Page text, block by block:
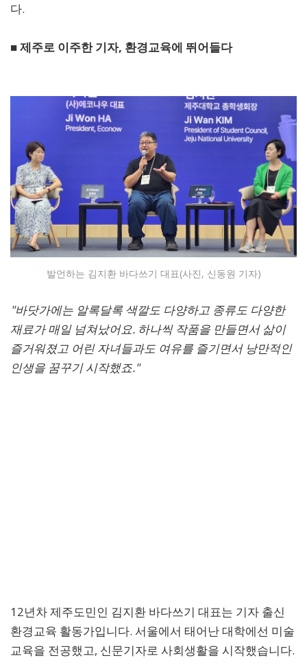
다.
■ 제주로 이주한 기자, 환경교육에 뛰어들다
발언하는 김지환 바다쓰기 대표(사진, 신동원 기자)
"바닷가에는 알록달록 색깔도 다양하고 종류도 다양한
재료가 매일 넘쳐났어요. 하나씩 작품을 만들면서 삶이
즐거워졌고 어린 자녀들과도 여유를 즐기면서 낭만적인
인생을 꿈꾸기 시작했죠."
12년차 제주도민인 김지환 바다쓰기 대표는 기자 출신
환경교육 활동가입니다. 서울에서 태어난 대학에선 미술
교육을 전공했고, 신문기자로 사회생활을 시작했습니다.